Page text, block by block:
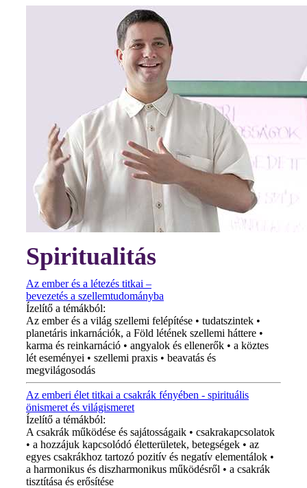
Spiritualitás
Az ember és a létezés titkai –
bevezetés a szellemtudományba
Ízelítő a témákból:
Az ember és a világ szellemi felépítése • tudatszintek •
planetáris inkarnációk, a Föld létének szellemi háttere •
karma és reinkarnáció • angyalok és ellenerők • a köztes
lét eseményei • szellemi praxis • beavatás és
megvilágosodás
Az emberi élet titkai a csakrák fényében - spirituális
önismeret és világismeret
Ízelítő a témákból:
A csakrák működése és sajátosságaik • csakrakapcsolatok
• a hozzájuk kapcsolódó életterületek, betegségek • az
egyes csakrákhoz tartozó pozitív és negatív elementálok •
a harmonikus és diszharmonikus működésről • a csakrák
tisztítása és erősítése